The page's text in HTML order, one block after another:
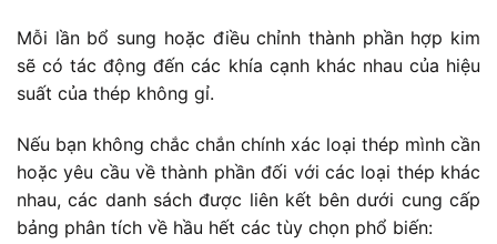
Mỗi lần bổ sung hoặc điều chỉnh thành phần hợp kim
sẽ có tác động đến các khía cạnh khác nhau của hiệu
suất của thép không gỉ.
Nếu bạn không chắc chắn chính xác loại thép mình cần
hoặc yêu cầu về thành phần đối với các loại thép khác
nhau, các danh sách được liên kết bên dưới cung cấp
bảng phân tích về hầu hết các tùy chọn phổ biến: